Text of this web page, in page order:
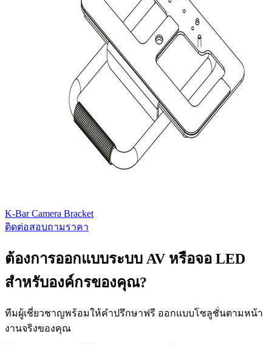
K-Bar Camera Bracket
ติดต่อสอบถามราคา
ต้องการออกแบบระบบ AV หรือจอ LED
สำหรับองค์กรของคุณ?
ทีมผู้เชี่ยวชาญพร้อมให้คำปรึกษาฟรี ออกแบบโซลูชั่นตามหน้า
งานจริงของคุณ